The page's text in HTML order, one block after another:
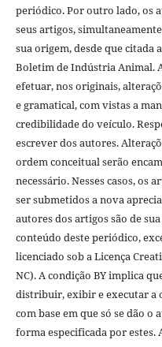
periódico. Por outro lado, os
seus artigos,
sua origem, desde que citada
Boletim de Indústria Animal.
efetuar, nos originais,
e gramatical, com vistas a
credibilidade do veículo.
escrever dos autores.
ordem conceitual serão
necessário. Nesses casos, os
ser submetidos a nova
autores dos artigos são de
conteúdo deste periódico,
licenciado sob a Licença
NC). A condição BY implica
distribuir, exibir e executar a
com base em que só se dão
forma especificada por estes.